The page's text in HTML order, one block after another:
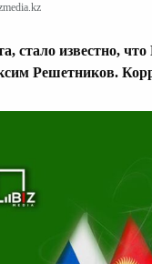
стало известно,
Решетников.